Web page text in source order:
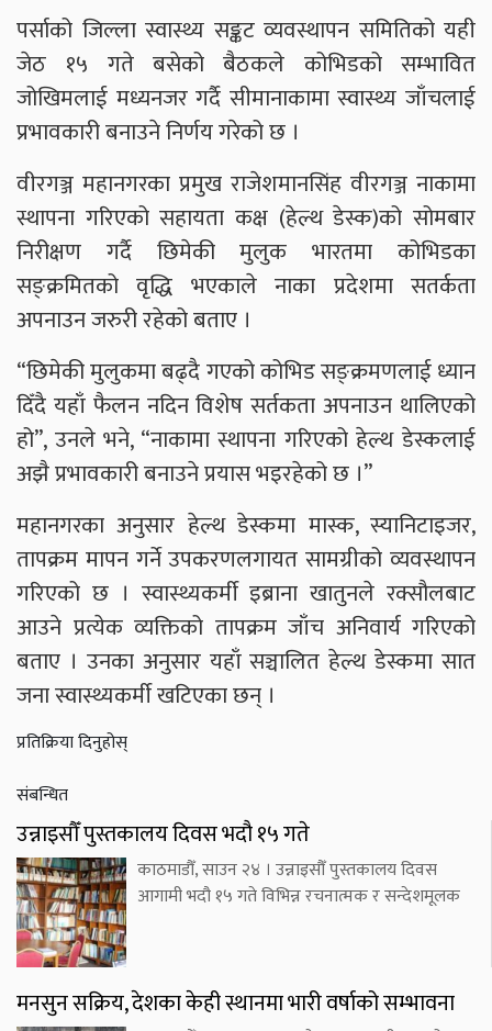
पर्साको जिल्ला स्वास्थ्य सङ्कट व्यवस्थापन समितिको यही
जेठ १५ गते बसेको बैठकले कोभिडको सम्भावित
जोखिमलाई मध्यनजर गर्दै सीमानाकामा स्वास्थ्य जाँचलाई
प्रभावकारी बनाउने निर्णय गरेको छ ।
वीरगञ्ज महानगरका प्रमुख राजेशमानसिंह वीरगञ्ज नाकामा
स्थापना गरिएको सहायता कक्ष (हेल्थ डेस्क)को सोमबार
निरीक्षण गर्दै छिमेकी मुलुक भारतमा कोभिडका
सङ्क्रमितको वृद्धि भएकाले नाका प्रदेशमा सतर्कता
अपनाउन जरुरी रहेको बताए ।
“छिमेकी मुलुकमा बढ्दै गएको कोभिड सङ्क्रमणलाई ध्यान
दिँदै यहाँ फैलन नदिन विशेष सर्तकता अपनाउन थालिएको
हो”, उनले भने, “नाकामा स्थापना गरिएको हेल्थ डेस्कलाई
अझै प्रभावकारी बनाउने प्रयास भइरहेको छ ।”
महानगरका अनुसार हेल्थ डेस्कमा मास्क, स्यानिटाइजर,
तापक्रम मापन गर्ने उपकरणलगायत सामग्रीको व्यवस्थापन
गरिएको छ । स्वास्थ्यकर्मी इब्राना खातुनले रक्सौलबाट
आउने प्रत्येक व्यक्तिको तापक्रम जाँच अनिवार्य गरिएको
बताए । उनका अनुसार यहाँ सञ्चालित हेल्थ डेस्कमा सात
जना स्वास्थ्यकर्मी खटिएका छन् ।
प्रतिक्रिया दिनुहोस्
संबन्धित
उन्नाइसौँ पुस्तकालय दिवस भदौ १५ गते
काठमाडौँ, साउन २४ । उन्नाइसौँ पुस्तकालय दिवस
आगामी भदौ १५ गते विभिन्न रचनात्मक र सन्देशमूलक
मनसुन सक्रिय, देशका केही स्थानमा भारी वर्षाको सम्भावना